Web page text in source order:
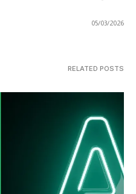
05/03/2026
RELATED POSTS